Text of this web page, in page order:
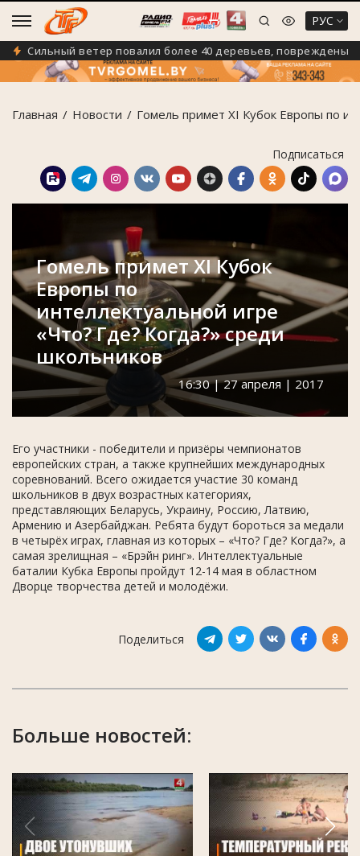
РУС
Сильный ветер повалил более 40 деревьев, повреждены 5
Главная Новости Гомель примет XI Кубок Европы по
Подписаться
Гомель примет XI Кубок
Европы по
интеллектуальной игре
«Что? Где? Когда?» среди
школьников
16:30 | 27 апреля | 2017
Его участники - победители и призёры чемпионатов
европейских стран, а также крупнейших международных
соревнований. Всего ожидается участие 30 команд
школьников в двух возрастных категориях,
представляющих Беларусь, Украину, Россию, Латвию,
Армению и Азербайджан. Ребята будут бороться за медали
в четырёх играх, главная из которых – «Что? Где? Когда?», а
самая зрелищная – «Брэйн ринг». Интеллектуальные
баталии Кубка Европы пройдут 12-14 мая в областном
Дворце творчества детей и молодёжи.
Поделиться
Больше новостей: